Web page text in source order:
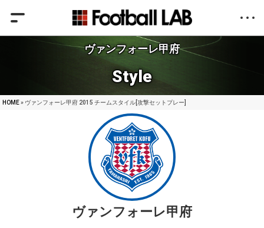
ヴァンフォーレ甲府
Style
HOME» ヴァンフォーレ甲府 2015 チームスタイル[攻撃セットプレー]
ヴァンフォーレ甲府